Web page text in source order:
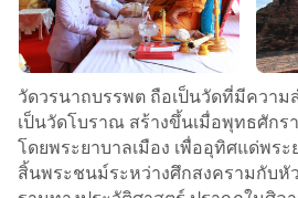
วัดวรนาถบรรพต ถือเป็นวัดที่มีควา
เป็นวัดโบราณ สร้างขึ้นเมื่อพุทธศักร
โดยพระยาบาลเมือง เพื่ออุทิศแด่พร
สิ้นพระชนม์ระหว่างศึกสงครามกับหั